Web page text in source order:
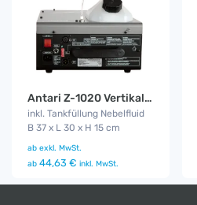
Antari Z-1020 Vertikal Fog Jet
inkl. Tankfüllung Nebelfluid
B 37 x L 30 x H 15 cm
ab exkl. MwSt.
ab 44,63 € inkl. MwSt.